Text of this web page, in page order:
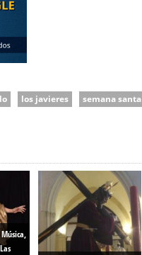
los javieres semana santa